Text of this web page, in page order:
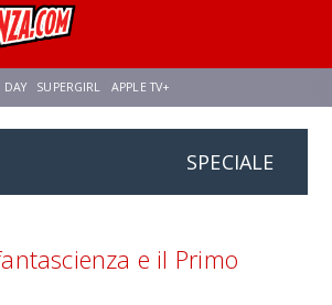
DAY SUPERGIRL APPLE TV+
AVENGERS: DOOMSDAY
SPECIALE
e il Primo